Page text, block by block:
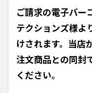
ご請求の電子バー
テクションズ様よ
けされます。当店
注文商品との同封
ください。